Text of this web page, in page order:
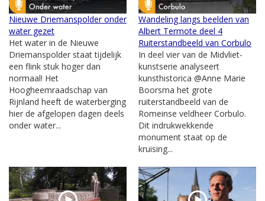
Nieuwe Driemanspolder onder
water gezet
Het water in de Nieuwe
Driemanspolder staat tijdelijk
een flink stuk hoger dan
normaal! Het
Hoogheemraadschap van
Rijnland heeft de waterberging
hier de afgelopen dagen deels
onder water...
Wandeling langs beelden van
Albert Termote deel 4
Ruiterstandbeeld van Corbulo
In deel vier van de Midvliet-
kunstserie analyseert
kunsthistorica @Anne Marie
Boorsma het grote
ruiterstandbeeld van de
Romeinse veldheer Corbulo.
Dit indrukwekkende
monument staat op de
kruising...